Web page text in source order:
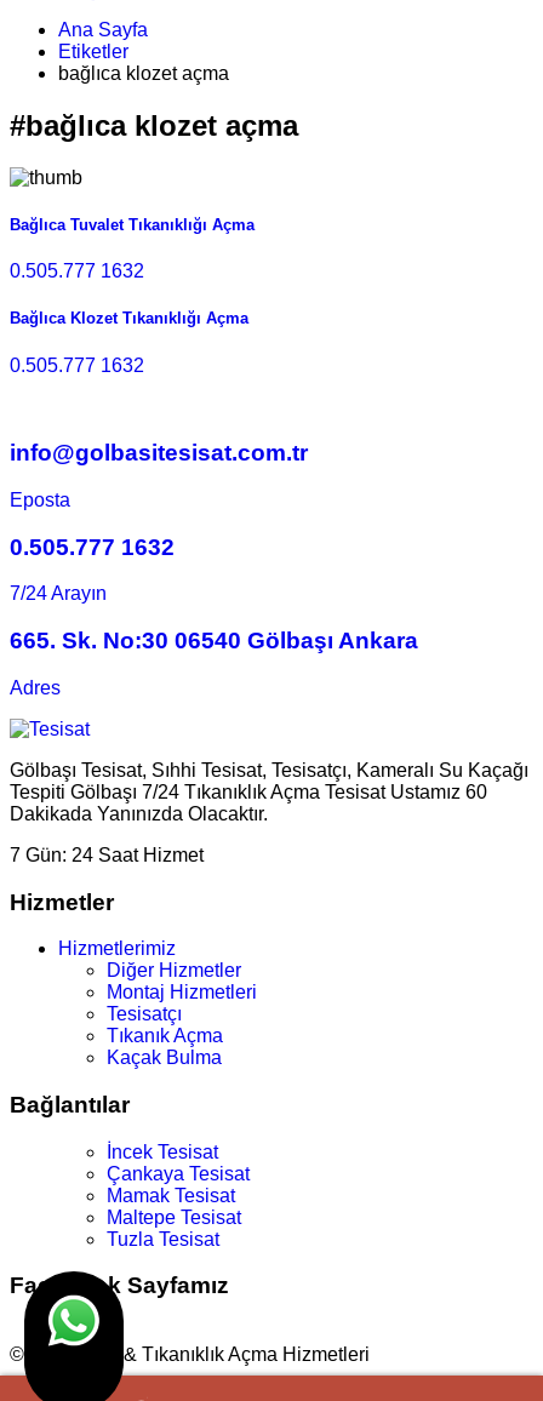
Ana Sayfa
Etiketler
bağlıca klozet açma
#bağlıca klozet açma
Bağlıca Tuvalet Tıkanıklığı Açma
0.505.777 1632
Bağlıca Klozet Tıkanıklığı Açma
0.505.777 1632
info@golbasitesisat.com.tr
Eposta
0.505.777 1632
7/24 Arayın
665. Sk. No:30 06540 Gölbaşı Ankara
Adres
Gölbaşı Tesisat, Sıhhi Tesisat, Tesisatçı, Kameralı Su Kaçağı
Tespiti Gölbaşı 7/24 Tıkanıklık Açma Tesisat Ustamız 60
Dakikada Yanınızda Olacaktır.
7 Gün: 24 Saat Hizmet
Hizmetler
Hizmetlerimiz
Diğer Hizmetler
Montaj Hizmetleri
Tesisatçı
Tıkanık Açma
Kaçak Bulma
Bağlantılar
İncek Tesisat
Çankaya Tesisat
Mamak Tesisat
Maltepe Tesisat
Tuzla Tesisat
Facebook Sayfamız
© Su Tesisat & Tıkanıklık Açma Hizmetleri
Tasarım